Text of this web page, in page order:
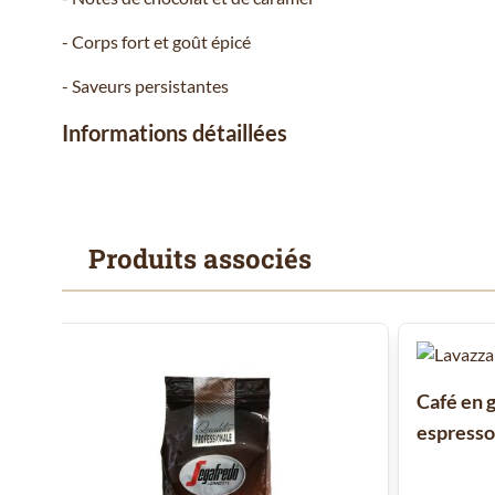
- Corps fort et goût épicé
- Saveurs persistantes
Informations détaillées
Produits associés
Il est possible de naviguer entre les éléments du
Cliquer pour passer le carrousel
Café en